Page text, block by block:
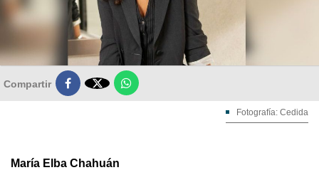
Compartir 
Fotografía: Cedida
María Elba Chahuán